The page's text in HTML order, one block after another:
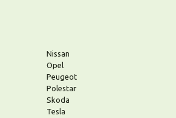
Nissan
Opel
Peugeot
Polestar
Skoda
Tesla